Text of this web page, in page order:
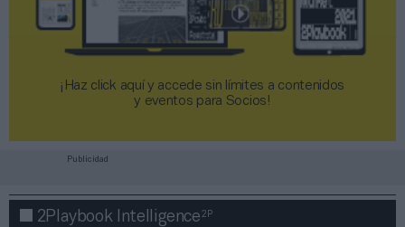
¡Haz click aquí y accede sin límites a contenidos
y eventos para Socios!​​​​​​​
Publicidad
2Playbook Intelligence2P